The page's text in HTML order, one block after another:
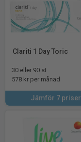
Clariti 1 Day Toric
30 eller 90 st
578 kr per månad
Jämför 7 priser